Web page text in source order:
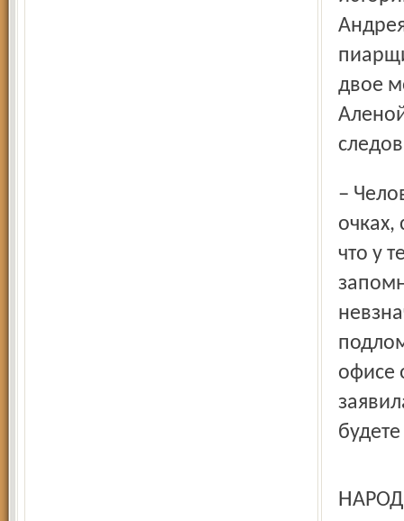
двое
– Человек маленького роста, с характерным лицом, в
очках,
что у
офисе